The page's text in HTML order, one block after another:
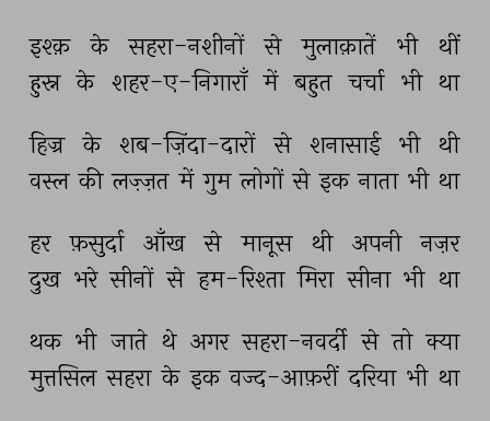
इश्क़ के सहरा-नशीनों से मुलाक़ातें भी
थीं
हुस्न के शहर-ए-निगाराँ में बहुत चर्चा भी था
हिज्र के शब-ज़िंदा-दारों से शनासाई भी थी
वस्ल की लज़्ज़त में गुम लोगों से इक नाता भी था
हर फ़सुर्दा आँख से मानूस थी अपनी
नज़र
दुख भरे सीनों से हम-रिश्ता मिरा सीना भी था
थक भी जाते थे अगर सहरा-नवर्दी से तो क्या
मुत्तसिल सहरा के इक वज्द-आफ़रीं दरिया भी था